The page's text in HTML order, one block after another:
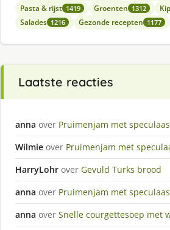
Pasta & rijst 1419 Groenten 1312
Salades 1216 Gezonde recepten 1177
Laatste reacties
anna over Pruimenjam met
Wilmie over Pruimenjam met
HarryLohr over Gevuld Turks brood
anna over Pruimenjam met
anna over Snelle courgettesoep met